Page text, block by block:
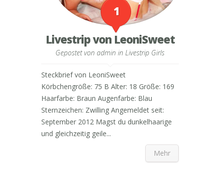
1
Livestrip von LeoniSweet
Gepostet von admin in Livestrip Girls
Steckbrief von LeoniSweet
Körbchengröße: 75 B Alter: 18 Größe: 169
Haarfarbe: Braun Augenfarbe: Blau
Sternzeichen: Zwilling Angemeldet seit:
September 2012 Magst du dunkelhaarige
und gleichzeitig geile...
Mehr